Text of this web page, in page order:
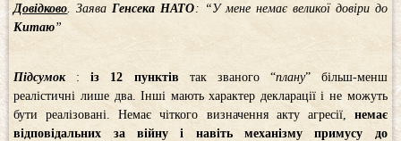
Довідково . Заява Генсека НАТО : “У мене немає великої довіри до
Китаю”
Підсумок:із 12 пунктів так званого “плану” більш-менш
реалістичні лише два. Інші мають характер декларації і не можуть
бути реалізовані. Немає чіткого визначення акту агресії, немає
відповідальних за війну і навіть механізму примусу до